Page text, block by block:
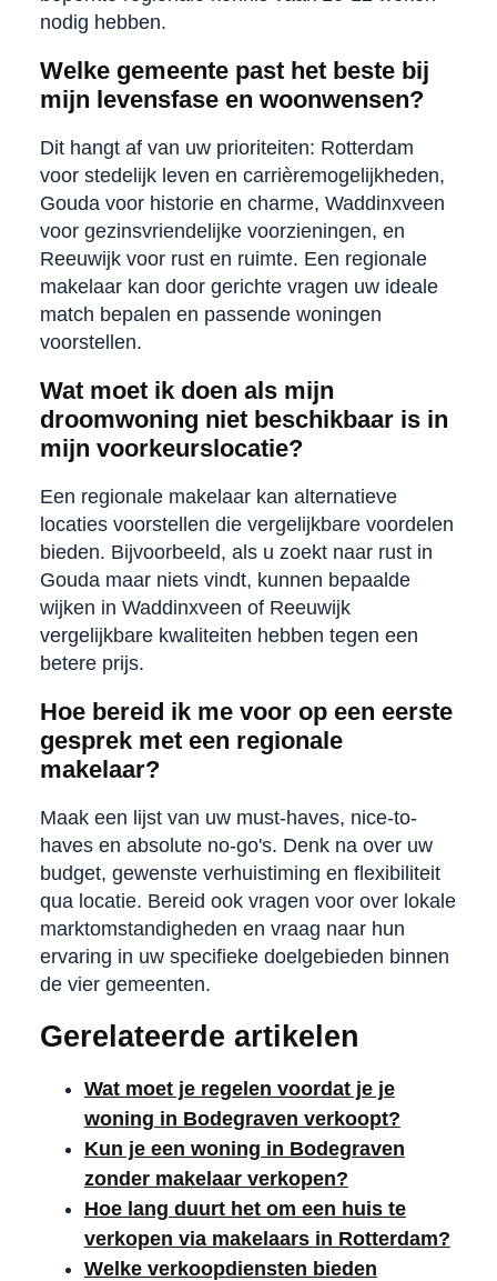
nodig hebben.
Welke gemeente past het beste bij
mijn levensfase en woonwensen?
Dit hangt af van uw prioriteiten: Rotterdam
voor stedelijk leven en carrièremogelijkheden,
Gouda voor historie en charme, Waddinxveen
voor gezinsvriendelijke voorzieningen, en
Reeuwijk voor rust en ruimte. Een regionale
makelaar kan door gerichte vragen uw ideale
match bepalen en passende woningen
voorstellen.
Wat moet ik doen als mijn
droomwoning niet beschikbaar is in
mijn voorkeurslocatie?
Een regionale makelaar kan alternatieve
locaties voorstellen die vergelijkbare voordelen
bieden. Bijvoorbeeld, als u zoekt naar rust in
Gouda maar niets vindt, kunnen bepaalde
wijken in Waddinxveen of Reeuwijk
vergelijkbare kwaliteiten hebben tegen een
betere prijs.
Hoe bereid ik me voor op een eerste
gesprek met een regionale
makelaar?
Maak een lijst van uw must-haves, nice-to-
haves en absolute no-go's. Denk na over uw
budget, gewenste verhuistiming en flexibiliteit
qua locatie. Bereid ook vragen voor over lokale
marktomstandigheden en vraag naar hun
ervaring in uw specifieke doelgebieden binnen
de vier gemeenten.
Gerelateerde artikelen
Wat moet je regelen voordat je je
woning in Bodegraven verkoopt?
Kun je een woning in Bodegraven
zonder makelaar verkopen?
Hoe lang duurt het om een huis te
verkopen via makelaars in Rotterdam?
Welke verkoopdiensten bieden